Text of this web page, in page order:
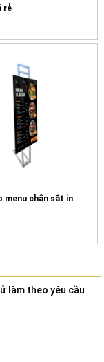
rẻ
menu chân sắt in
làm theo yêu cầu